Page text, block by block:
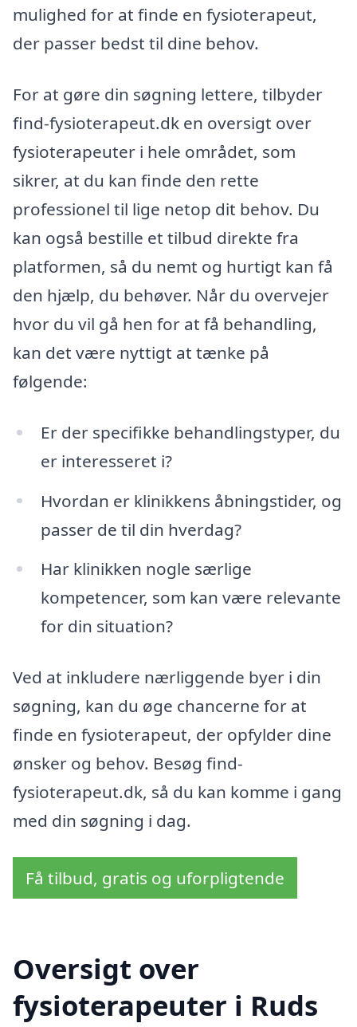
mulighed for at finde en fysioterapeut,
der passer bedst til dine behov.
For at gøre din søgning lettere, tilbyder
find-fysioterapeut.dk en oversigt over
fysioterapeuter i hele området, som
sikrer, at du kan finde den rette
professionel til lige netop dit behov. Du
kan også bestille et tilbud direkte fra
platformen, så du nemt og hurtigt kan få
den hjælp, du behøver. Når du overvejer
hvor du vil gå hen for at få behandling,
kan det være nyttigt at tænke på
følgende:
Er der specifikke behandlingstyper, du
er interesseret i?
Hvordan er klinikkens åbningstider, og
passer de til din hverdag?
Har klinikken nogle særlige
kompetencer, som kan være relevante
for din situation?
Ved at inkludere nærliggende byer i din
søgning, kan du øge chancerne for at
finde en fysioterapeut, der opfylder dine
ønsker og behov. Besøg find-
fysioterapeut.dk, så du kan komme i gang
med din søgning i dag.
Få tilbud, gratis og uforpligtende
Oversigt over
fysioterapeuter i Ruds